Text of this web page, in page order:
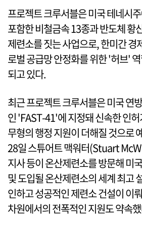
프로젝트 크루서블은 미국 테네시
포함한 비철금속 13종과 반도체 황
제련소를 짓는 사업으로, 한미간 경
로벌 공급망 안정화를 위한 '허브'
되고 있다.
최근 프로젝트 크루서블은 미국 연
인 'FAST-41'에 지정돼 신속한 인
무형의 행정 지원이 더해질 것으로
28일 스튜어트 맥워터(Stuart
지사 등이 온산제련소를 방문해 미
및 도입될 온산제련소의 세계 최고
인하고 성공적인 제련소 건설이 이
차원에서의 전폭적인 지원도 약속